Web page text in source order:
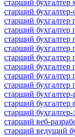
старший бухгалтер
старший
старший бухгалтер
старший бухгалтер
старший бухгалтер
старший бухгалтер
старший бухгалтер
старший бухгалтер
старший бухгалтер
старший
старший бухгалтер-
старший бухгалтер
старший
старший веб-
старший ведущий